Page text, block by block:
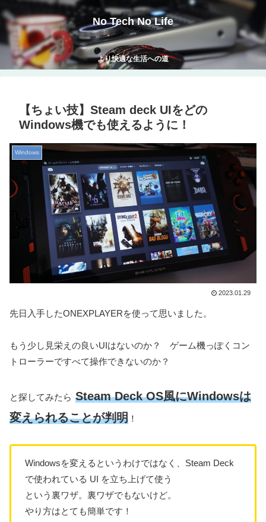
No Tech No Life
より快適な生活への道
【ちょい技】Steam deck UIをどの
Windows機でも使えるように！
Windows
2023.01.29
先日入手したONEXPLAYERを使って思いました。
もう少し見栄えの良いUIはないのか？ ゲーム機っぽくコン
トローラーですべて操作できないのか？
と探してみたら Steam Deck OS風にWindowsは
変えられることが判明 ！
Windowsを変えるというわけではなく、Steam Deck
で使われている UI を立ち上げて使う
という裏ワザ。裏ワザでもないけど。
やり方はとても簡単です！